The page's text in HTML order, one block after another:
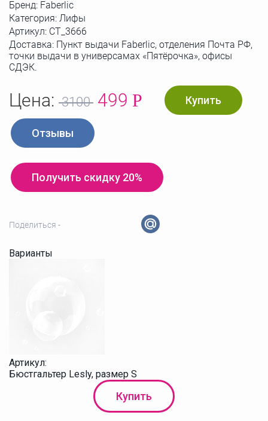
Бренд: Faberlic
Категория: Лифы
Артикул: СТ_3666
Доставка: Пункт выдачи Faberlic, отделения Почта РФ,
точки выдачи в универсамах «Пятёрочка», офисы
СДЭК.
Цена: 3100 499 Р Купить
Отзывы
Получить скидку 20%
Поделиться -
Варианты
Артикул:
Бюстгальтер Lesly, размер S
Купить